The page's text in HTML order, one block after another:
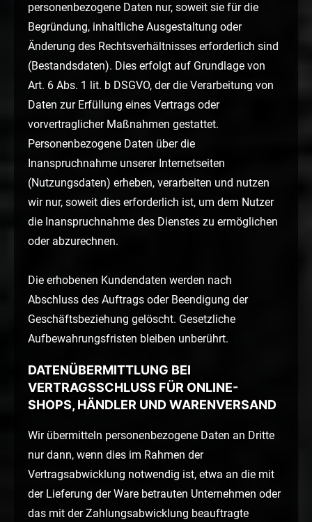
personenbezogene Daten nur, soweit sie für die
Begründung, inhaltliche Ausgestaltung oder
Änderung des Rechtsverhältnisses erforderlich sind
(Bestandsdaten). Dies erfolgt auf Grundlage von
Art. 6 Abs. 1 lit. b DSGVO, der die Verarbeitung von
Daten zur Erfüllung eines Vertrags oder
vorvertraglicher Maßnahmen gestattet.
Personenbezogene Daten über die
Inanspruchnahme unserer Internetseiten
(Nutzungsdaten) erheben, verarbeiten und nutzen
wir nur, soweit dies erforderlich ist, um dem Nutzer
die Inanspruchnahme des Dienstes zu ermöglichen
oder abzurechnen.
Die erhobenen Kundendaten werden nach
Abschluss des Auftrags oder Beendigung der
Geschäftsbeziehung gelöscht. Gesetzliche
Aufbewahrungsfristen bleiben unberührt.
DATENÜBERMITTLUNG BEI
VERTRAGSSCHLUSS FÜR ONLINE-
SHOPS, HÄNDLER UND WARENVERSAND
Wir übermitteln personenbezogene Daten an Dritte
nur dann, wenn dies im Rahmen der
Vertragsabwicklung notwendig ist, etwa an die mit
der Lieferung der Ware betrauten Unternehmen oder
das mit der Zahlungsabwicklung beauftragte